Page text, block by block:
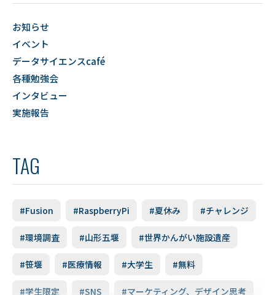
お知らせ
イベント
データサイエンスcafé
各種勉強会
インタビュー
実施報告
TAG
#Fusion #RaspberryPi #夏休み #チャレンジ
#環境調査 #山形五堰 #世界かんがい施設遺産
#笹堰 #医療情報 #大学生 #無料
#学生限定 #SNS #マーケティング、デザイン思考